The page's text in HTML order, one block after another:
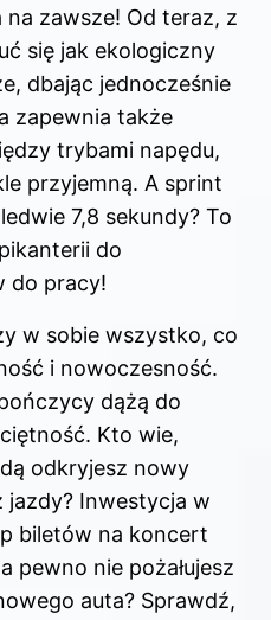
zawsze! Od teraz, z
się jak ekologiczny
dbając jednocześnie
zapewnia także
trybami napędu,
przyjemną. A sprint
7,8 sekundy? To
do
do pracy!
w sobie wszystko, co
i nowoczesność.
dążą do
Kto wie,
odkryjesz nowy
Inwestycja w
biletów na koncert
pewno nie pożałujesz
auta? Sprawdź,